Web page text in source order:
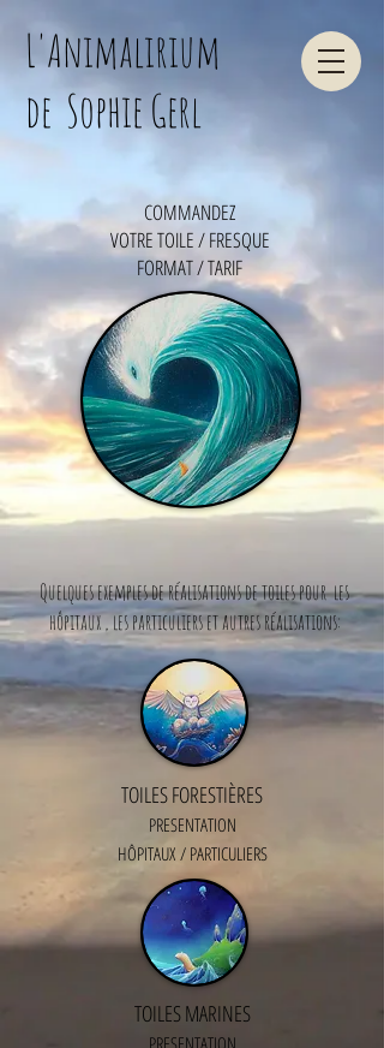
L'Animalirium
de Sophie Gerl
COMMANDEZ
VOTRE TOILE / FRESQUE
FORMAT / TARIF
Quelques exemples de réalisations de toiles pour les
hôpitaux , les particuliers et autres réalisations:
TOILES FORESTIÈRES
PRESENTATION
HÔPITAUX / PARTICULIERS
TOILES MARINES
PRESENTATION